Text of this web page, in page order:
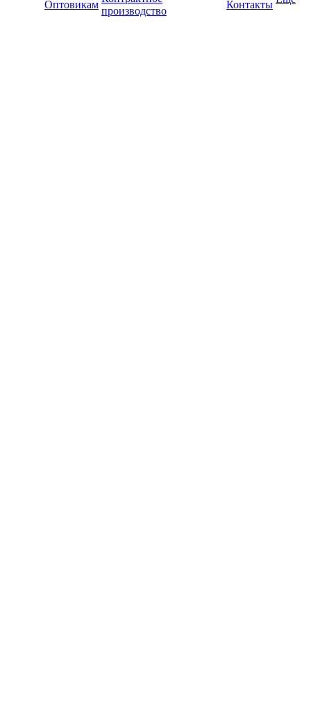
Оптовикам
производство
Контакты